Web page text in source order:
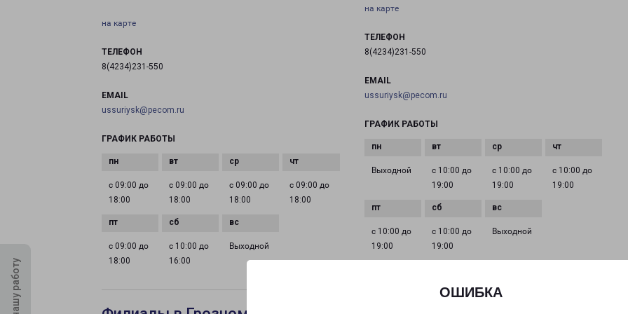
ОШИБКА
на карте
ТЕЛЕФОН
8(4234)231-550
EMAIL
ussuriysk@pecom.ru
ГРАФИК РАБОТЫ
с 09:00 до
18:00
с 09:00 до
18:00
с 09:00 до
18:00
с 09:00 до
18:00
с 09:00 до
18:00
с 10:00 до
16:00
Выходной
на карте
ТЕЛЕФОН
8(4234)231-550
EMAIL
ussuriysk@pecom.ru
ГРАФИК РАБОТЫ
Выходной
с 10:00 до
19:00
с 10:00 до
19:00
с 10:00 до
19:00
с 10:00 до
19:00
с 10:00 до
19:00
Выходной